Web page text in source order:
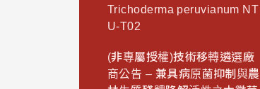
Trichoderma peruvianum NT
U-T02
(非專屬授權)技術移轉遴選廠
商公告 – 兼具病原菌抑制與農